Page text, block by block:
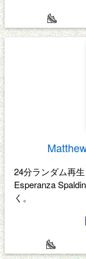
24分ランダム再生
Esperanza
く。